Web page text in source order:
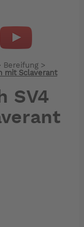
Bereifung >
mit Sclaverant
SV4